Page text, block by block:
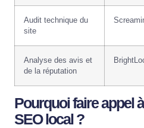
Audit technique du
site
Analyse des avis et
de la réputation
Pourquoi faire appel
SEO local ?